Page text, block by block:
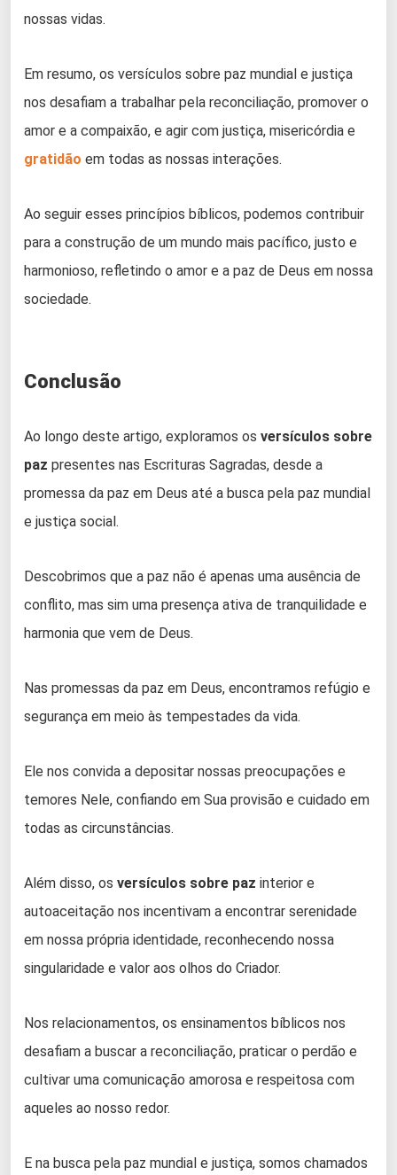
nossas vidas.
Em resumo, os versículos sobre paz mundial e justiça
nos desafiam a trabalhar pela reconciliação, promover o
amor e a compaixão, e agir com justiça, misericórdia e
gratidão em todas as nossas interações.
Ao seguir esses princípios bíblicos, podemos contribuir
para a construção de um mundo mais pacífico, justo e
harmonioso, refletindo o amor e a paz de Deus em nossa
sociedade.
Conclusão
Ao longo deste artigo, exploramos os versículos sobre
paz presentes nas Escrituras Sagradas, desde a
promessa da paz em Deus até a busca pela paz mundial
e justiça social.
Descobrimos que a paz não é apenas uma ausência de
conflito, mas sim uma presença ativa de tranquilidade e
harmonia que vem de Deus.
Nas promessas da paz em Deus, encontramos refúgio e
segurança em meio às tempestades da vida.
Ele nos convida a depositar nossas preocupações e
temores Nele, confiando em Sua provisão e cuidado em
todas as circunstâncias.
Além disso, os versículos sobre paz interior e
autoaceitação nos incentivam a encontrar serenidade
em nossa própria identidade, reconhecendo nossa
singularidade e valor aos olhos do Criador.
Nos relacionamentos, os ensinamentos bíblicos nos
desafiam a buscar a reconciliação, praticar o perdão e
cultivar uma comunicação amorosa e respeitosa com
aqueles ao nosso redor.
E na busca pela paz mundial e justiça, somos chamados